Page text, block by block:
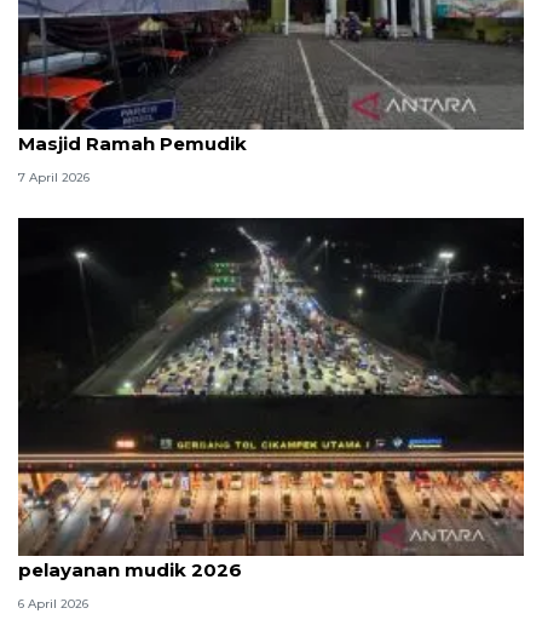
Kemenag: 3,5 juta orang manfaatkan layanan
Masjid Ramah Pemudik
7 April 2026
Survei: 88,8 persen responden puas dengan
pelayanan mudik 2026
6 April 2026